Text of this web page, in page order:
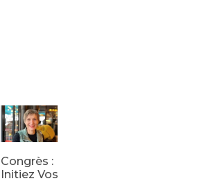
Congrès :
Initiez Vos